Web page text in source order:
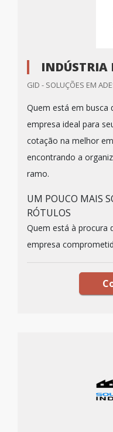
INDÚSTRIA
GID - SOLUÇÕES EM
Quem está em busca
empresa ideal para
cotação na melhor
encontrando a
ramo.
UM POUCO MAIS
RÓTULOS
Quem está à procura
empresa